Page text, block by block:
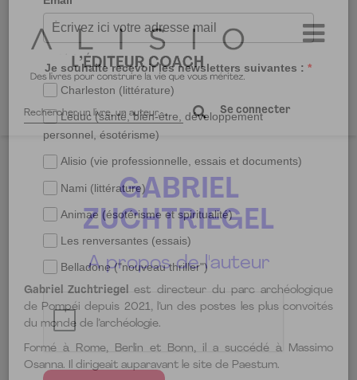
Rechercher
sur
Se connecter
GABRIEL
ZUCHTRIEGEL
A propos de l'auteur
Gabriel Zuchtriegel
est directeur du parc archéologique
de Pompéi depuis 2021, l’un des postes les plus convoités
du monde de l’archéologie.
Formé à Rome, Berlin et Bonn, il a succédé à Massimo
Osanna. Il dirigeait auparavant le site de Paestum.